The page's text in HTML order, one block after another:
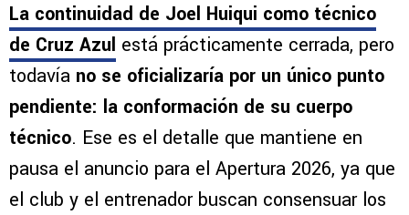
La continuidad de Joel Huiqui como técnico
de Cruz Azul está prácticamente cerrada, pero
todavía no se oficializaría por un único punto
pendiente: la conformación de su cuerpo
técnico. Ese es el detalle que mantiene en
pausa el anuncio para el Apertura 2026, ya que
el club y el entrenador buscan consensuar los